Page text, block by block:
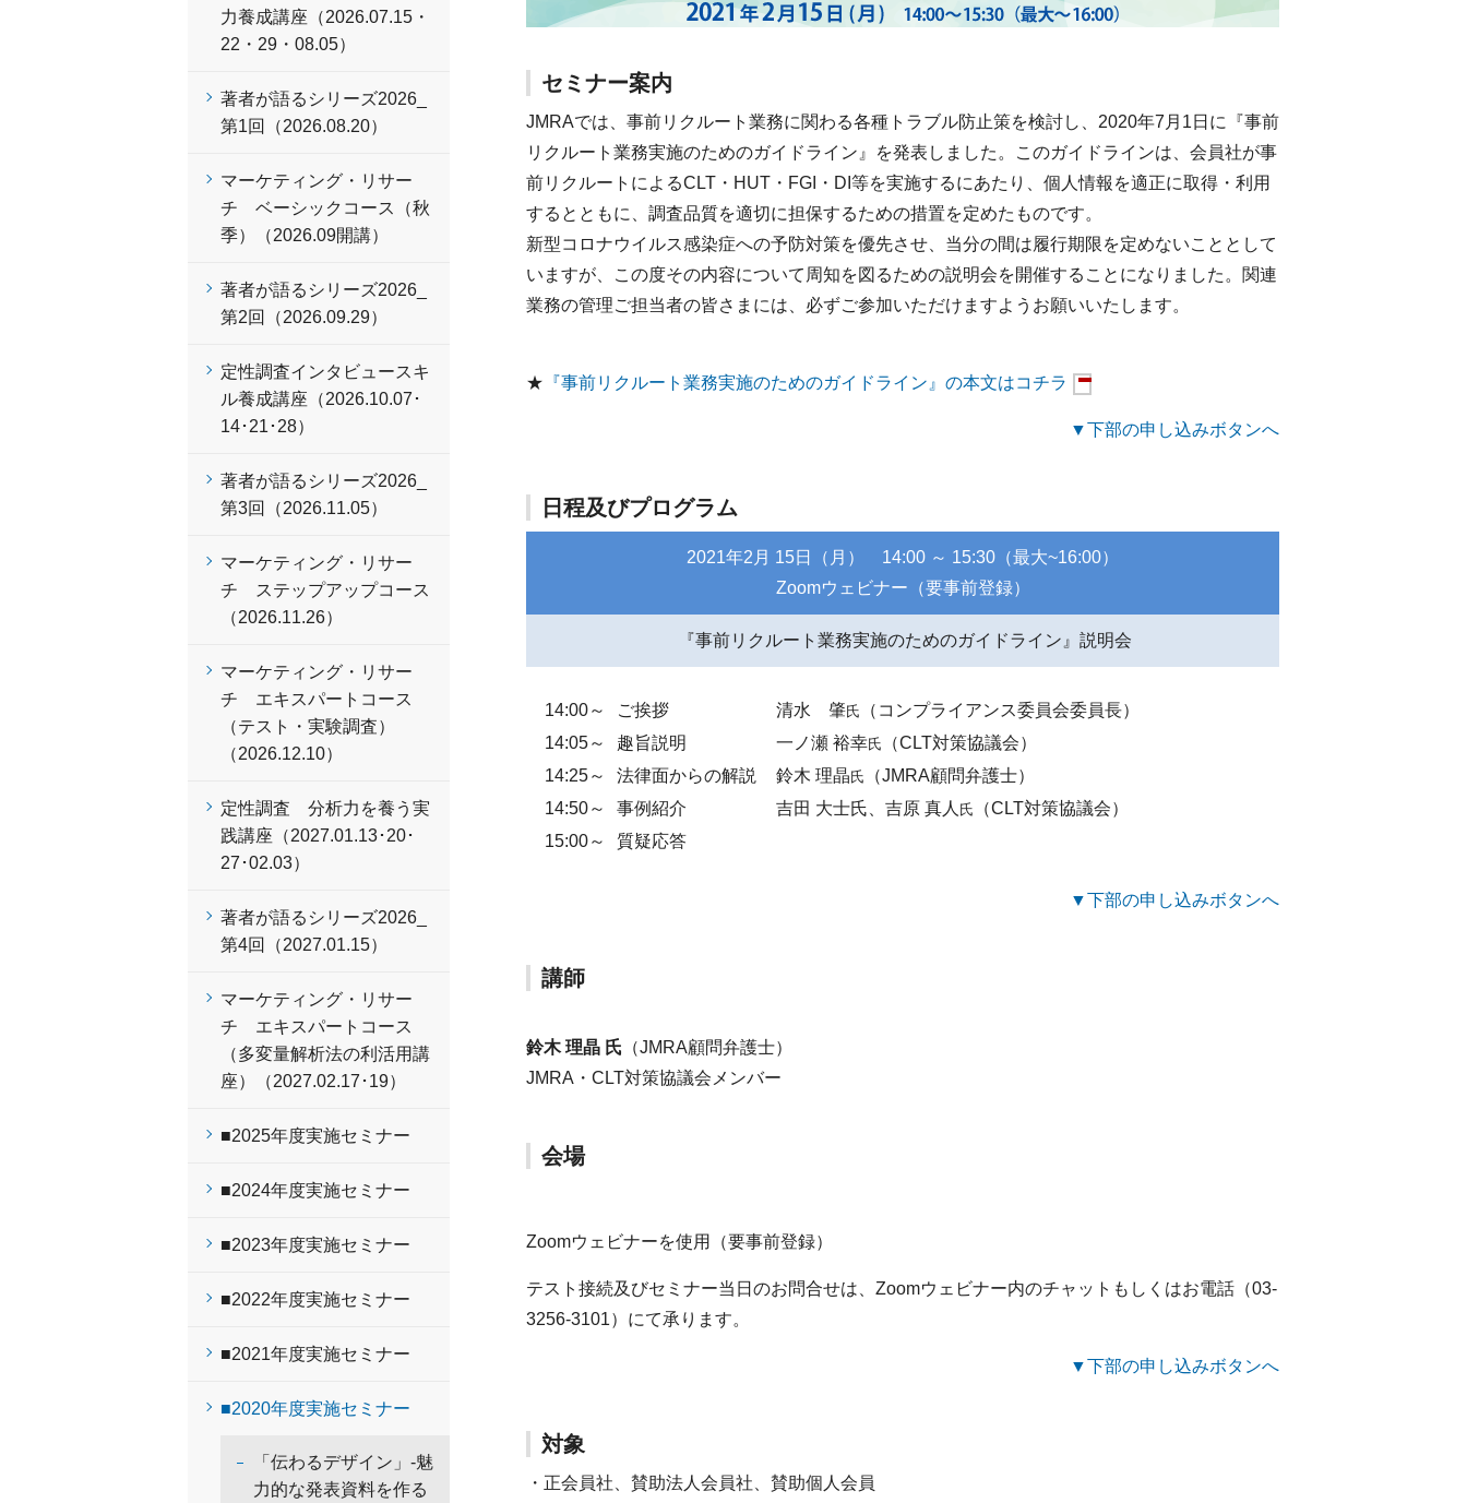
セミナー案内
JMRAでは、事前リクルート業務に関わる各種トラブル防止策を検討し、2020年7月1日に『事前
リクルート業務実施のためのガイドライン』を発表しました。このガイドラインは、会員社が事
前リクルートによるCLT・HUT・FGI・DI等を実施するにあたり、個人情報を適正に取得・利用
するとともに、調査品質を適切に担保するための措置を定めたものです。
新型コロナウイルス感染症への予防対策を優先させ、当分の間は履行期限を定めないこととして
いますが、この度その内容について周知を図るための説明会を開催することになりました。関連
業務の管理ご担当者の皆さまには、必ずご参加いただけますようお願いいたします。
★ 『事前リクルート業務実施のためのガイドライン』の本文はコチラ
▼下部の申し込みボタンへ
日程及びプログラム
2021年2月 15日（月） 14:00 ～ 15:30（最大~16:00）
Zoomウェビナー（要事前登録）
『事前リクルート業務実施のためのガイドライン』説明会
14:00～ ご挨拶 清水 肇氏
（コンプライアンス委員会委員長）
14:05～
趣旨説明 一ノ瀬 裕幸氏
（CLT対策協議会）
14:25～
法律面からの解説 鈴木 理晶氏
（JMRA顧問弁護士）
14:50～
事例紹介 吉田 大士氏、吉原 真人 氏
（CLT対策協議会）
15:00～
質疑応答
▼下部の申し込みボタンへ
講師
鈴木 理晶 氏 （JMRA顧問弁護士）
JMRA・CLT対策協議会メンバー
会場
Zoomウェビナーを使用（要事前登録）
テスト接続及びセミナー当日のお問合せは、Zoomウェビナー内のチャットもしくはお電話（03-
3256-3101）にて承ります。
▼下部の申し込みボタンへ
対象
・正会員社、賛助法人会員社、賛助個人会員
力養成講座（2026.07.15・
22・29・08.05）
著者が語るシリーズ2026_
第1回（2026.08.20）
マーケティング・リサー
チ ベーシックコース（秋
季）（2026.09開講）
著者が語るシリーズ2026_
第2回（2026.09.29）
定性調査インタビュースキ
ル養成講座（2026.10.07･
14･21･28）
著者が語るシリーズ2026_
第3回（2026.11.05）
マーケティング・リサー
チ ステップアップコース
（2026.11.26）
マーケティング・リサー
チ エキスパートコース
（テスト・実験調査）
（2026.12.10）
定性調査 分析力を養う実
践講座（2027.01.13･20･
27･02.03）
著者が語るシリーズ2026_
第4回（2027.01.15）
マーケティング・リサー
チ エキスパートコース
（多変量解析法の利活用講
座）（2027.02.17･19）
■2025年度実施セミナー
■2024年度実施セミナー
■2023年度実施セミナー
■2022年度実施セミナー
■2021年度実施セミナー
■2020年度実施セミナー
「伝わるデザイン」-魅
力的な発表資料を作る